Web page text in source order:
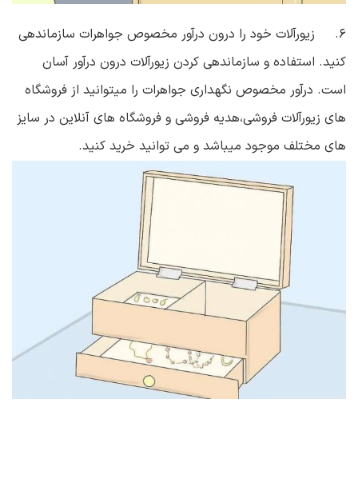
۶. زیورآلات خود را درون درآور مخصوص جواهرات سازماندهی
کنید. استفاده و سازماندهی کردن زیورآلات درون درآور آسان
است. درآور مخصوص نگهداری جواهرات را میتوانید از فروشگاه
های زیورآلات فروشی،هدیه فروشی و فروشگاه های آنلاین در سایز
های مختلف موجود میباشد و می توانید خرید کنید.